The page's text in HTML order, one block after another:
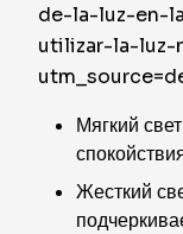
de-la-luz-en-
utilizar-la-luz-
Мягкий
Жесткий